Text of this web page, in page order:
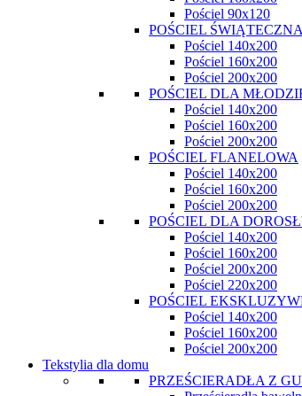
Pościel 90x120
POŚCIEL ŚWIĄTECZNA
Pościel 140x200
Pościel 160x200
Pościel 200x200
POŚCIEL DLA
Pościel 140x200
Pościel 160x200
Pościel 200x200
POŚCIEL FLANELOWA
Pościel 140x200
Pościel 160x200
Pościel 200x200
POŚCIEL DLA
Pościel 140x200
Pościel 160x200
Pościel 200x200
Pościel 220x200
POŚCIEL
Pościel 140x200
Pościel 160x200
Pościel 200x200
Tekstylia dla domu
PRZEŚCIERADŁA Z